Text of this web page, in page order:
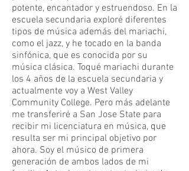
potente, encantador y estruendoso. En la
escuela secundaria exploré diferentes
tipos de música además del mariachi,
como el jazz, y he tocado en la banda
sinfónica, que es conocida por su
música clásica. Toqué mariachi durante
los 4 años de la escuela secundaria y
actualmente voy a West Valley
Community College. Pero más adelante
me transferiré a San Jose State para
recibir mi licenciatura en música, que
resulta ser mi principal objetivo por
ahora. Soy el músico de primera
generación de ambos lados de mi